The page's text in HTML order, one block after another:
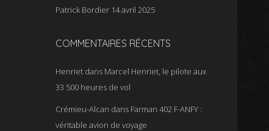
Patrick Bordier 14 avril 2025
COMMENTAIRES RÉCENTS
Henriet dans Marcel Henriet, le pilote aux
33 500 heures de vol
Crémieu-Alcan dans Farman 402 F-ANFY :
véritable avion de voyage